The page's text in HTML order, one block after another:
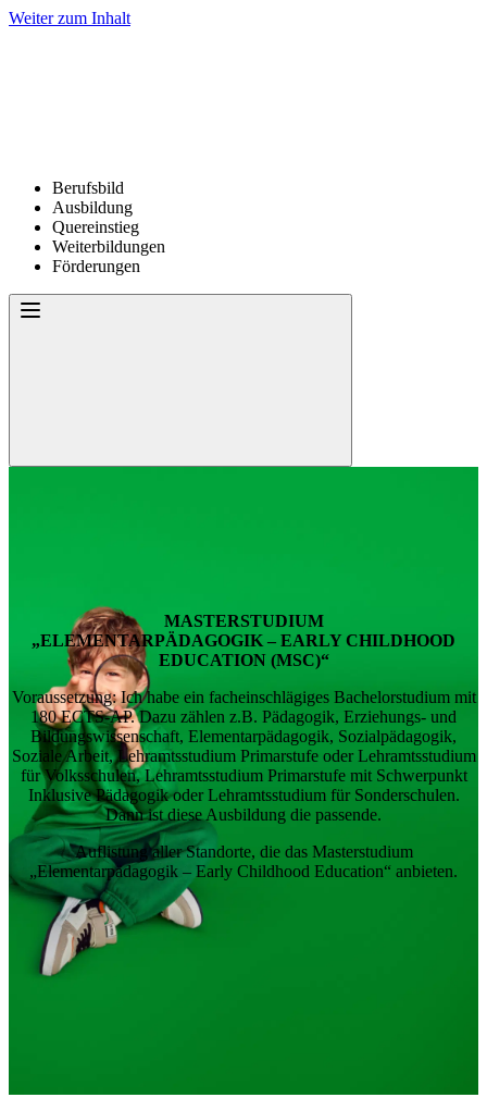
Weiter zum Inhalt
Berufsbild
Ausbildung
Quereinstieg
Weiterbildungen
Förderungen
MASTER­STUDIUM
„ELEMENTARPÄDAGOGIK – EARLY CHILDHOOD
EDUCATION (MSC)“
Voraussetzung: Ich habe ein facheinschlägiges Bachelorstudium mit
180 ECTS-AP. Dazu zählen z.B. Pädagogik, Erziehungs- und
Bildungswissenschaft, Elementarpädagogik, Sozialpädagogik,
Soziale Arbeit, Lehramtsstudium Primarstufe oder Lehramtsstudium
für Volksschulen, Lehramtsstudium Primarstufe mit Schwerpunkt
Inklusive Pädagogik oder Lehramtsstudium für Sonderschulen.
Dann ist diese Ausbildung die passende.
Auflistung aller Standorte, die das Masterstudium
„Elementarpädagogik – Early Childhood Education“ anbieten.